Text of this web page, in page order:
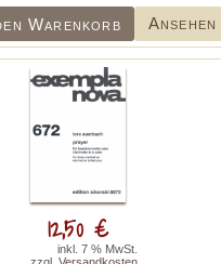
Warenkorb Ansehen
12,50 €
inkl. 7 % MwSt.